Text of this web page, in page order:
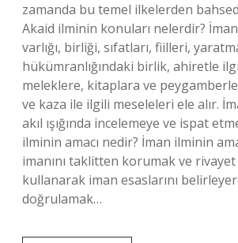
zamanda bu temel ilkelerden
Akaid ilminin konuları nelerdir? İman
varlığı, birliği, sıfatları, fiilleri,
hükümranlığındaki birlik, ahiretle
meleklere, kitaplara ve
ve kaza ile ilgili meseleleri ele alır.
akıl ışığında incelemeye ve ispat
ilminin amacı nedir? İman ilminin
imanını taklitten korumak ve
kullanarak iman esaslarını
doğrulamak…